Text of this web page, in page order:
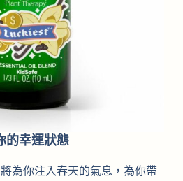
的幸運狀態
為你注入春天的氣息，為你帶